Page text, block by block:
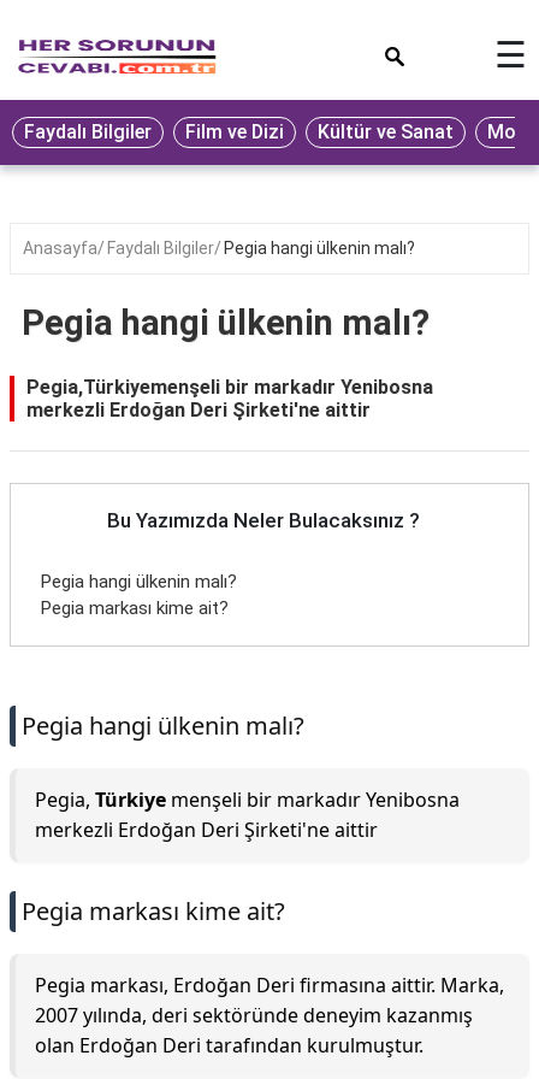
Eğitim
Ekonomi
Seyahat
Oyun
Yaşam
☰
Faydalı Bilgiler Film ve Dizi Kültür ve Sanat
Anasayfa Faydalı Bilgiler Pegia hangi ülkenin malı?
Pegia hangi ülkenin malı?
Pegia,Türkiyemenşeli bir markadır Yenibosna
merkezli Erdoğan Deri Şirketi'ne aittir
Bu Yazımızda Neler Bulacaksınız ?
Pegia hangi ülkenin malı?
Pegia markası kime ait?
Pegia hangi ülkenin malı?
Pegia, Türkiye menşeli bir markadır Yenibosna
merkezli Erdoğan Deri Şirketi'ne aittir
Pegia markası kime ait?
Pegia markası, Erdoğan Deri firmasına aittir. Marka,
2007 yılında, deri sektöründe deneyim kazanmış
olan Erdoğan Deri tarafından kurulmuştur.